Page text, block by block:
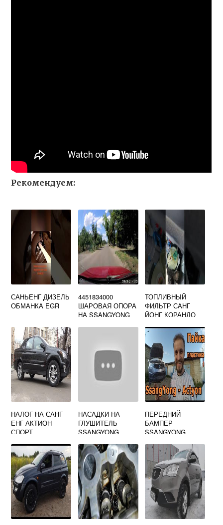
Рекомендуем:
САНЬЕНГ ДИЗЕЛЬ
ОБМАНКА EGR
4451834000
ШАРОВАЯ ОПОРА
НА SSANGYONG
ТОПЛИВНЫЙ
ФИЛЬТР САНГ
ЙОНГ КОРАНДО
НАЛОГ НА САНГ
ЕНГ АКТИОН
СПОРТ
НАСАДКИ НА
ГЛУШИТЕЛЬ
SSANGYONG
ПЕРЕДНИЙ
БАМПЕР
SSANGYONG